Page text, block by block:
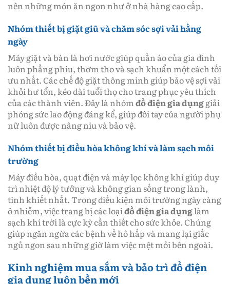
nên những món ăn ngon như ở nhà hàng cao cấp.
Nhóm thiết bị giặt giũ và chăm sóc sợi vải hằng
ngày
Máy giặt và bàn là hơi nước giúp quần áo của gia đình
luôn phẳng phiu, thơm tho và sạch khuẩn một cách tối
ưu nhất. Các chế độ giặt thông minh giúp bảo vệ sợi vải
khỏi hư tổn, kéo dài tuổi thọ cho trang phục yêu thích
của các thành viên. Đây là nhómđồ điện gia dụnggiải
phóng sức lao động đáng kể, giúp đôi tay của người phụ
nữ luôn được nâng niu và bảo vệ.
Nhóm thiết bị điều hòa không khí và làm sạch môi
trường
Máy điều hòa, quạt điện và máy lọc không khí giúp duy
trì nhiệt độ lý tưởng và không gian sống trong lành,
tinh khiết nhất. Trong điều kiện môi trường ngày càng
ô nhiễm, việc trang bị các loạiđồ điện gia dụnglàm
sạch khí trời là cực kỳ cần thiết cho sức khỏe. Chúng
giúp ngăn ngừa các bệnh về hô hấp và mang lại giấc
ngủ ngon sau những giờ làm việc mệt mỏi bên ngoài.
Kinh nghiệm mua sắm và bảo trì đồ điện
gia dụng luôn bền mới